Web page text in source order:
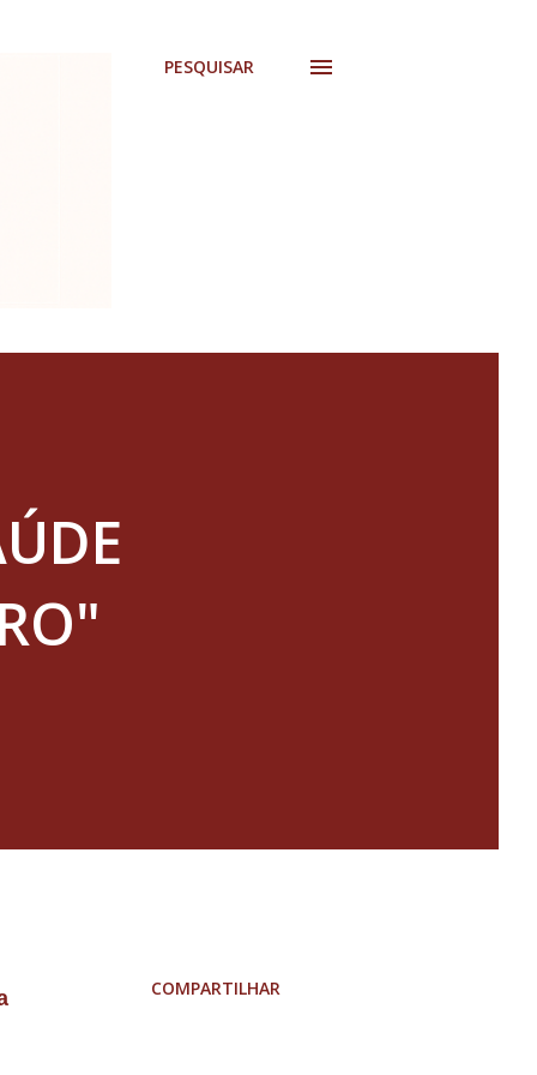
PESQUISAR
COMPARTILHAR